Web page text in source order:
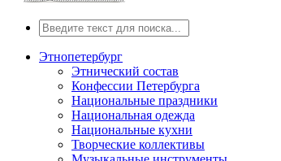
Этнопетербург
Этнический состав
Конфессии Петербурга
Национальные праздники
Национальная одежда
Национальные кухни
Творческие коллективы